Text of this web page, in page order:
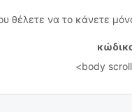
θέλετε να το κάνετε
<body